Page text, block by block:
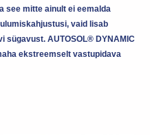
see mitte ainult ei eemalda
vaid lisab
sügavust. AUTOSOL® DYNAMIC
ekstreemselt vastupidava